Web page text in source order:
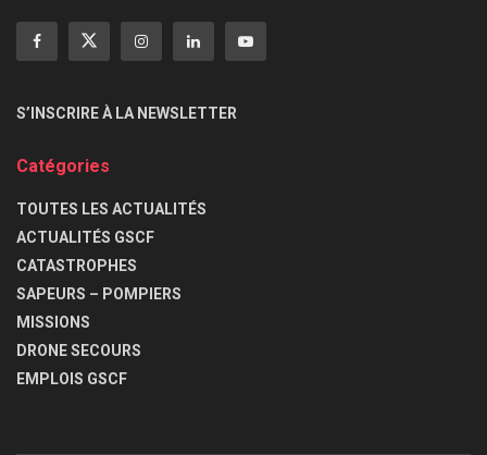
S’INSCRIRE À LA NEWSLETTER
Catégories
TOUTES LES ACTUALITÉS
ACTUALITÉS GSCF
CATASTROPHES
SAPEURS – POMPIERS
MISSIONS
DRONE SECOURS
EMPLOIS GSCF